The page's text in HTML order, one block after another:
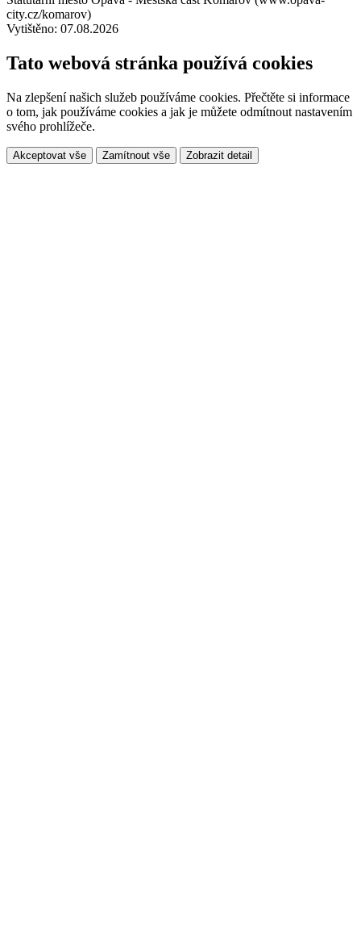
city.cz/komarov)
Vytištěno: 07.08.2026
Tato webová stránka používá cookies
Na zlepšení našich služeb používáme cookies. Přečtěte si informace
o tom, jak používáme cookies a jak je můžete odmítnout nastavením
svého prohlížeče.
Akceptovat vše Zamítnout vše Zobrazit detail